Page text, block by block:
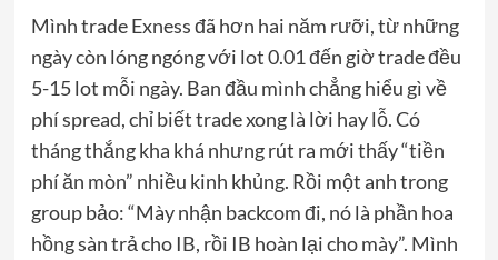
Mình trade Exness đã hơn hai năm rưỡi, từ những
ngày còn lóng ngóng với lot 0.01 đến giờ trade đều
5-15 lot mỗi ngày. Ban đầu mình chẳng hiểu gì về
phí spread, chỉ biết trade xong là lời hay lỗ. Có
tháng thắng kha khá nhưng rút ra mới thấy “tiền
phí ăn mòn” nhiều kinh khủng. Rồi một anh trong
group bảo: “Mày nhận backcom đi, nó là phần hoa
hồng sàn trả cho IB, rồi IB hoàn lại cho mày”. Mình